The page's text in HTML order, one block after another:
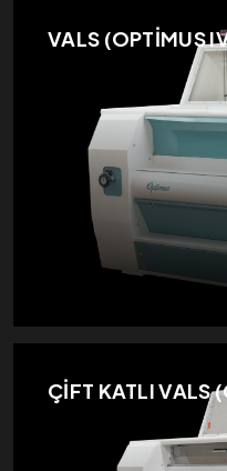
VALS (OPTİMUS
ÇİFT KATLI VALS